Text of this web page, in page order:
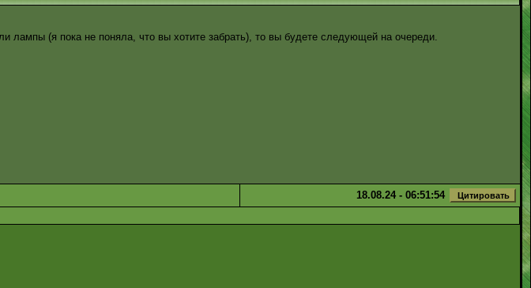
лампы (я пока не поняла, что вы хотите забрать), то вы будете следующей на очереди.
18.08.24 - 06:51:54